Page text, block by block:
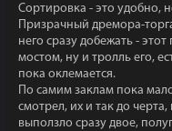
Сортировка - это удобно,
Призрачный дремора-
него сразу добежать - этот
мостом, ну и тролль его,
пока оклемается.
По самим заклам пока
смотрел, их и так до
выползло сразу двое,